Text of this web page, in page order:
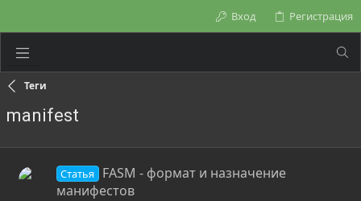
Вход Регистрация
Теги
manifest
Статья
FASM - формат и назначение
манифестов